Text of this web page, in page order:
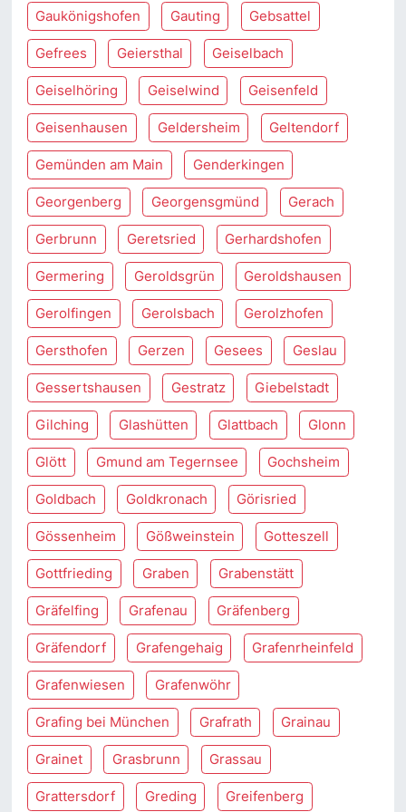
Gaukönigshofen Gauting Gebsattel
Gefrees Geiersthal Geiselbach
Geiselhöring Geiselwind Geisenfeld
Geisenhausen Geldersheim Geltendorf
Gemünden am Main Genderkingen
Georgenberg Georgensgmünd Gerach
Gerbrunn Geretsried Gerhardshofen
Germering Geroldsgrün Geroldshausen
Gerolfingen Gerolsbach Gerolzhofen
Gersthofen Gerzen Gesees Geslau
Gessertshausen Gestratz Giebelstadt
Gilching Glashütten Glattbach Glonn
Glött Gmund am Tegernsee Gochsheim
Goldbach Goldkronach Görisried
Gössenheim Gößweinstein Gotteszell
Gottfrieding Graben Grabenstätt
Gräfelfing Grafenau Gräfenberg
Gräfendorf Grafengehaig Grafenrheinfeld
Grafenwiesen Grafenwöhr
Grafing bei München Grafrath Grainau
Grainet Grasbrunn Grassau
Grattersdorf Greding Greifenberg